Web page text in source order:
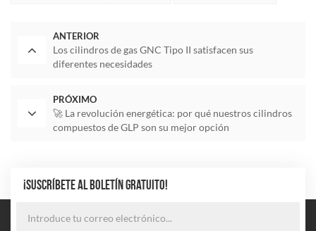
ANTERIOR
Los cilindros de gas GNC Tipo II satisfacen sus
diferentes necesidades
PRÓXIMO
🚀 La revolución energética: por qué nuestros cilindros
compuestos de GLP son su mejor opción
¡SUSCRÍBETE AL BOLETÍN GRATUITO!